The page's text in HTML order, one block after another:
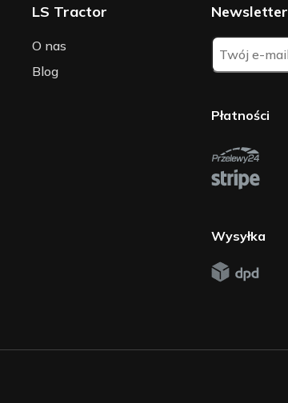
LS Tractor
O nas
Blog
Newsletter
Płatności
Wysyłka